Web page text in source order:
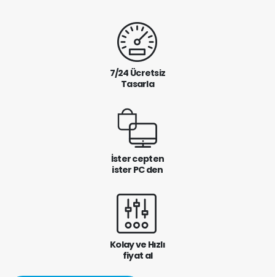
7/24 Ücretsiz
Tasarla
İster cepten
ister PC den
Kolay ve Hızlı
fiyat al